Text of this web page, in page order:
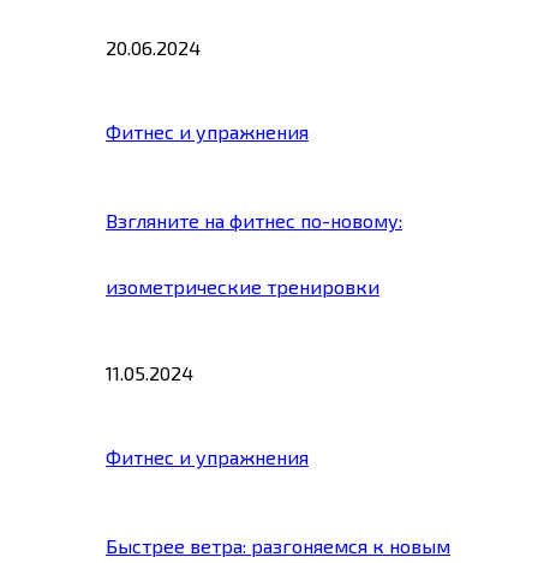
20.06.2024
Фитнес и упражнения
Взгляните на фитнес по-новому:
изометрические тренировки
11.05.2024
Фитнес и упражнения
Быстрее ветра: разгоняемся к новым